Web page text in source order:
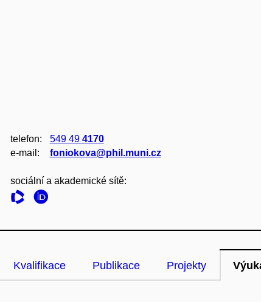
telefon: 549 49 4170
e‑mail:
foniokova@phil.muni.cz
sociální a akademické sítě:
Kvalifikace Publikace Projekty